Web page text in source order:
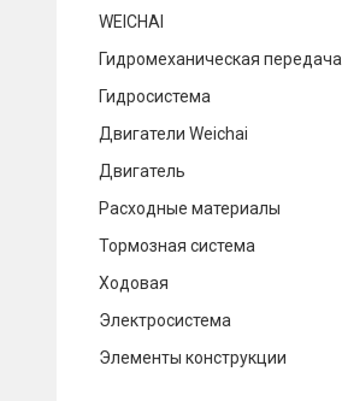
СЕРВИС
WEICHAI
Гидромеханическая передача
Гидросистема
Двигатели Weichai
Двигатель
Расходные материалы
Тормозная система
Ходовая
Электросистема
Элементы конструкции